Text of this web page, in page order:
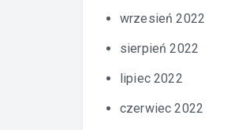
wrzesień 2022
sierpień 2022
lipiec 2022
czerwiec 2022